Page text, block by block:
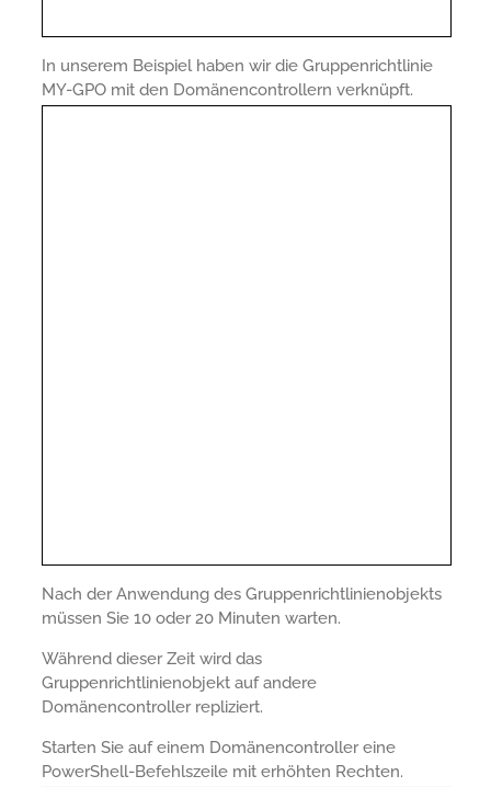
In unserem Beispiel haben wir die Gruppenrichtlinie
MY-GPO mit den Domänencontrollern verknüpft.
Nach der Anwendung des Gruppenrichtlinienobjekts
müssen Sie 10 oder 20 Minuten warten.
Während dieser Zeit wird das
Gruppenrichtlinienobjekt auf andere
Domänencontroller repliziert.
Starten Sie auf einem Domänencontroller eine
PowerShell-Befehlszeile mit erhöhten Rechten.